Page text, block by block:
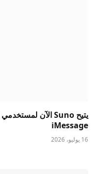
iMessage
16 يوليو، 2026